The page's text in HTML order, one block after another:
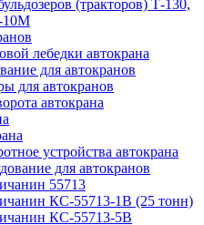
(тракторов) Т-130,
10М
лебедки автокрана
для автокранов
для автокранов
автокрана
устройства автокрана
для автокранов
55713
КС-55713-1В (25 тонн)
КС-55713-5В